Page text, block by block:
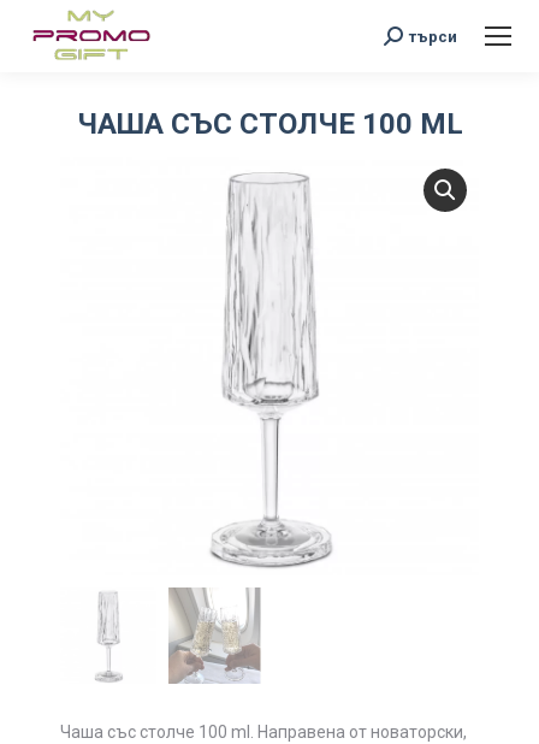
Search:
търси
ЧАША СЪС СТОЛЧЕ 100 ML
Чаша със столче 100 ml. Направена от новаторски,